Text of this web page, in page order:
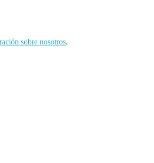
sobre nosotros.